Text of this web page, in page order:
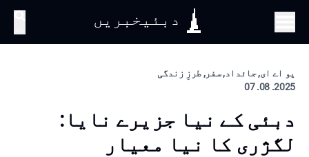
دبئیخبریں
یو اے ای, جائداد, سفر, طرزِ زندگی
2025. 08. 07
دبئی کے نیا جزیرے نایا:
لگژری کا نیا معیار